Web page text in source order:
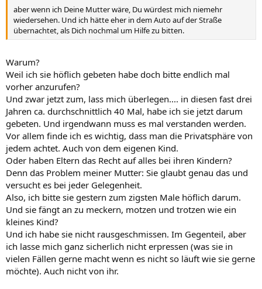
aber wenn ich Deine Mutter wäre, Du würdest mich niemehr
wiedersehen. Und ich hätte eher in dem Auto auf der Straße
übernachtet, als Dich nochmal um Hilfe zu bitten.
Warum?
Weil ich sie höflich gebeten habe doch bitte endlich mal
vorher anzurufen?
Und zwar jetzt zum, lass mich überlegen.... in diesen fast drei
Jahren ca. durchschnittlich 40 Mal, habe ich sie jetzt darum
gebeten. Und irgendwann muss es mal verstanden werden.
Vor allem finde ich es wichtig, dass man die Privatsphäre von
jedem achtet. Auch von dem eigenen Kind.
Oder haben Eltern das Recht auf alles bei ihren Kindern?
Denn das Problem meiner Mutter: Sie glaubt genau das und
versucht es bei jeder Gelegenheit.
Also, ich bitte sie gestern zum zigsten Male höflich darum.
Und sie fängt an zu meckern, motzen und trotzen wie ein
kleines Kind?
Und ich habe sie nicht rausgeschmissen. Im Gegenteil, aber
ich lasse mich ganz sicherlich nicht erpressen (was sie in
vielen Fällen gerne macht wenn es nicht so läuft wie sie gerne
möchte). Auch nicht von ihr.